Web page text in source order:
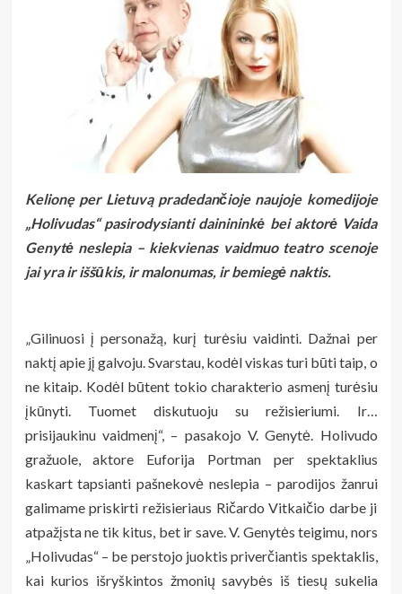
Kelionę per Lietuvą pradedančiojenaujoje komedijoje
„Holivudas“ pasirodysianti dainininkė bei aktorė Vaida
Genytė neslepia – kiekvienas vaidmuo teatro scenoje
jai yra ir iššūkis, ir malonumas, ir bemiegė naktis.
„Gilinuosi į personažą, kurį turėsiu vaidinti. Dažnai per
naktį apie jį galvoju. Svarstau, kodėl viskas turi būti taip, o
ne kitaip. Kodėl būtent tokio charakterio asmenį turėsiu
įkūnyti. Tuomet diskutuoju su režisieriumi. Ir…
prisijaukinu vaidmenį“, – pasakojo V. Genytė. Holivudo
gražuole, aktore Euforija Portman per spektaklius
kaskart tapsianti pašnekovė neslepia – parodijos žanrui
galimame priskirti režisieriaus Ričardo Vitkaičio darbe ji
atpažįsta ne tik kitus, bet ir save. V. Genytės teigimu, nors
„Holivudas“ – be perstojo juoktis priverčiantis spektaklis,
kai kurios išryškintos žmonių savybės iš tiesų sukelia